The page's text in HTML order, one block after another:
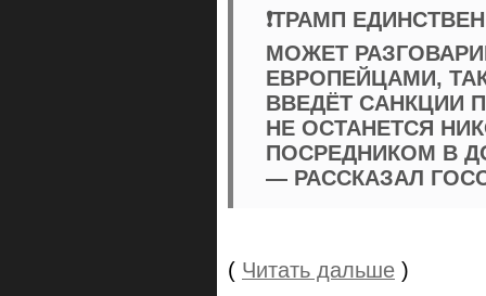
❗️ТРАМП
МОЖЕТ
ЕВРОПЕЙЦАМИ,
ВВЕДЁТ САНКЦИИ
НЕ ОСТАНЕТСЯ
ПОСРЕДНИКОМ В
— РАССКАЗАЛ
( Читать дальше )